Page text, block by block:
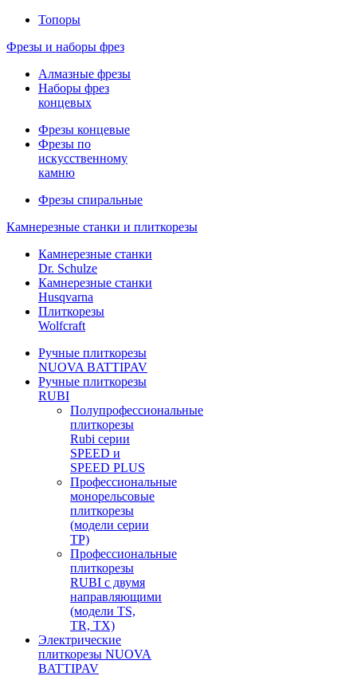
Топоры
Фрезы и наборы фрез
Алмазные фрезы
Наборы фрез
концевых
Фрезы концевые
Фрезы по
искусственному
камню
Фрезы спиральные
Камнерезные станки и плиткорезы
Камнерезные станки
Dr. Schulze
Камнерезные станки
Husqvarna
Плиткорезы
Wolfcraft
Ручные плиткорезы
NUOVA BATTIPAV
Ручные плиткорезы
RUBI
Полупрофессиональные
плиткорезы
Rubi серии
SPEED и
SPEED PLUS
Профессиональные
монорельсовые
плиткорезы
(модели серии
TP)
Профессиональные
плиткорезы
RUBI с двумя
направляющими
(модели TS,
TR, TX)
Электрические
плиткорезы NUOVA
BATTIPAV